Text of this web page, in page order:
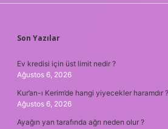
SIDEBAR
Son Yazılar
Ev kredisi için üst limit nedir ?
Ağustos 6, 2026
Kur’an-ı Kerim’de hangi yiyecekler haramdır ?
Ağustos 6, 2026
Ayağın yan tarafında ağrı neden olur ?